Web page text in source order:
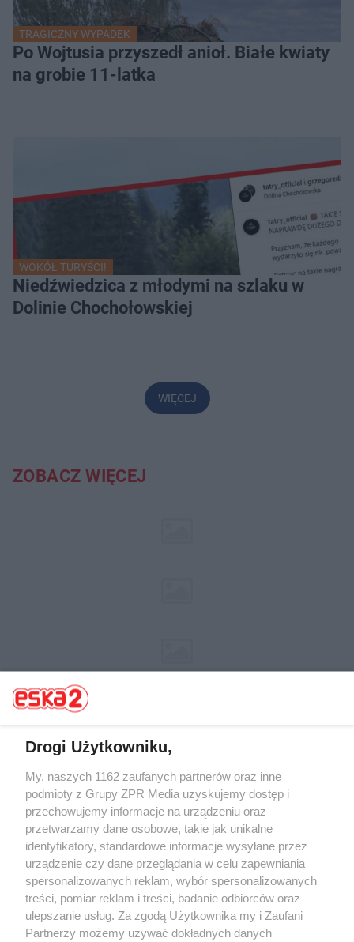
TRAGICZNY WYPADEK
Po Wojtusia przyszedł anioł. Białe kwiaty
na grobie 11-latka
WOKÓŁ TURYŚCI!
Niedźwiedzica z młodymi na szlaku w
Dolinie Chochołowskiej
WIĘCEJ
ZOBACZ WIĘCEJ
Żaden utwór zamieszczony w serwisie nie może być powielany i
rozpowszechniany lub dalej rozpowszechniany w jakikolwiek sposób (w
tym także elektroniczny lub mechaniczny) na jakimkolwiek polu
eksploatacji w jakiejkolwiek formie, włącznie z umieszczaniem w Internecie
bez pisemnej zgody właściciela praw. Jakiekolwiek użycie lub
wykorzystanie utworów w całości lub w części z naruszeniem prawa, tzn.
bez właściwej zgody, jest zabronione pod groźbą kary i może być ścigane
prawnie.
Drogi Użytkowniku,
My, naszych 1162 zaufanych partnerów oraz inne
podmioty z Grupy ZPR Media uzyskujemy dostęp i
przechowujemy informacje na urządzeniu oraz
przetwarzamy dane osobowe, takie jak unikalne
identyfikatory, standardowe informacje wysyłane przez
urządzenie czy dane przeglądania w celu zapewniania
spersonalizowanych reklam, wybór spersonalizowanych
treści, pomiar reklam i treści, badanie odbiorców oraz
ulepszanie usług. Za zgodą Użytkownika my i Zaufani
Partnerzy możemy używać dokładnych danych